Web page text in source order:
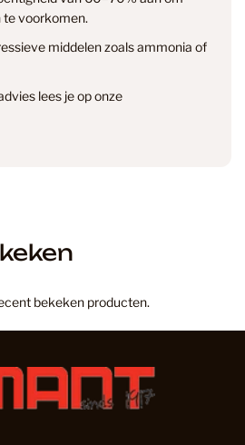
voorkomen.
middelen zoals ammonia of
lees je op onze
& levertijd
Retourneren
bekeken producten.